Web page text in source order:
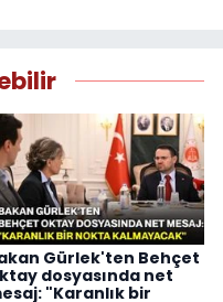
Gürlek'ten Behçet
dosyasında net
"Karanlık bir